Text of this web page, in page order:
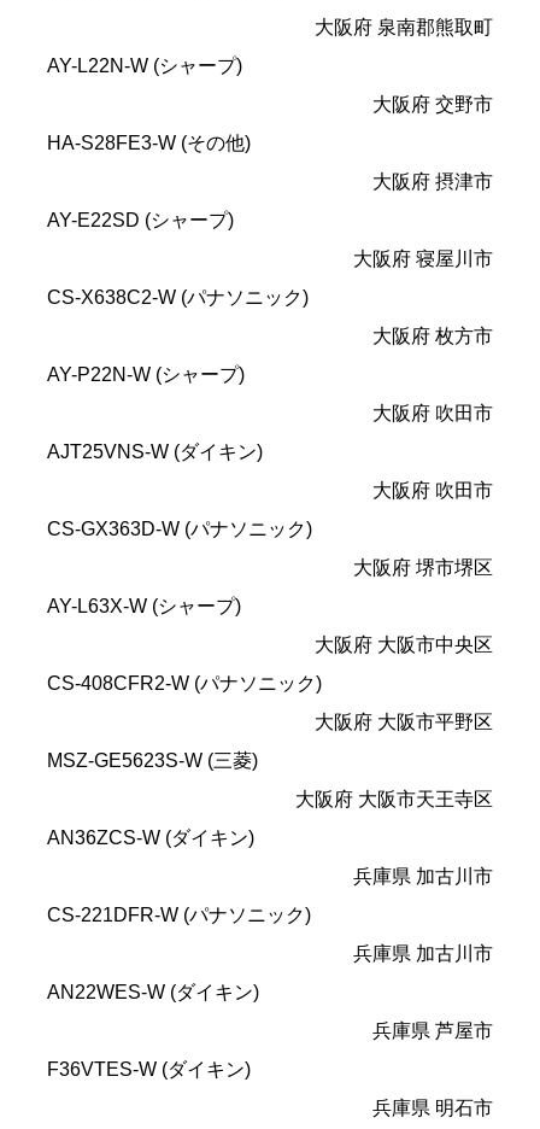
大阪府 泉南郡熊取町
AY-L22N-W (シャープ)
大阪府 交野市
HA-S28FE3-W (その他)
大阪府 摂津市
AY-E22SD (シャープ)
大阪府 寝屋川市
CS-X638C2-W (パナソニック)
大阪府 枚方市
AY-P22N-W (シャープ)
大阪府 吹田市
AJT25VNS-W (ダイキン)
大阪府 吹田市
CS-GX363D-W (パナソニック)
大阪府 堺市堺区
AY-L63X-W (シャープ)
大阪府 大阪市中央区
CS-408CFR2-W (パナソニック)
大阪府 大阪市平野区
MSZ-GE5623S-W (三菱)
大阪府 大阪市天王寺区
AN36ZCS-W (ダイキン)
兵庫県 加古川市
CS-221DFR-W (パナソニック)
兵庫県 加古川市
AN22WES-W (ダイキン)
兵庫県 芦屋市
F36VTES-W (ダイキン)
兵庫県 明石市